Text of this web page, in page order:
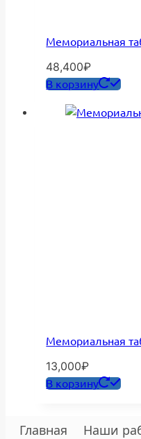
Мемориальная
48,400₽
В корзину
Мемориальная
13,000₽
В корзину
Главная Наши